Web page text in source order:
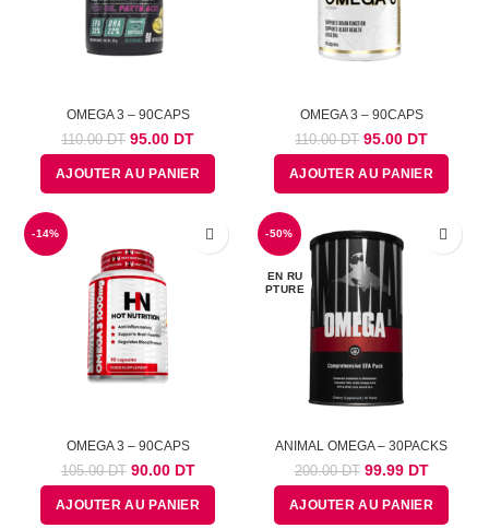
OMEGA 3 – 90CAPS
110.00DT Le
prix
initial
était :
95.00 DTLe
prix
actuel
est :
DT.
AJOUTER AU PANIER
OMEGA 3 – 90CAPS
110.00DT Le
prix
initial
était :
DT.
95.00 DTLe
prix
actuel
est :
DT.
AJOUTER AU PANIER
-14%
OMEGA 3 – 90CAPS
105.00DT Le
prix
initial
90.00DTLe
prix
actuel
AJOUTER AU PANIER
-50%
EN RU
PTURE
ANIMAL OMEGA – 30PACKS
200.00DT Le
prix
initial
99.99DTLe
prix
actuel
AJOUTER AU PANIER